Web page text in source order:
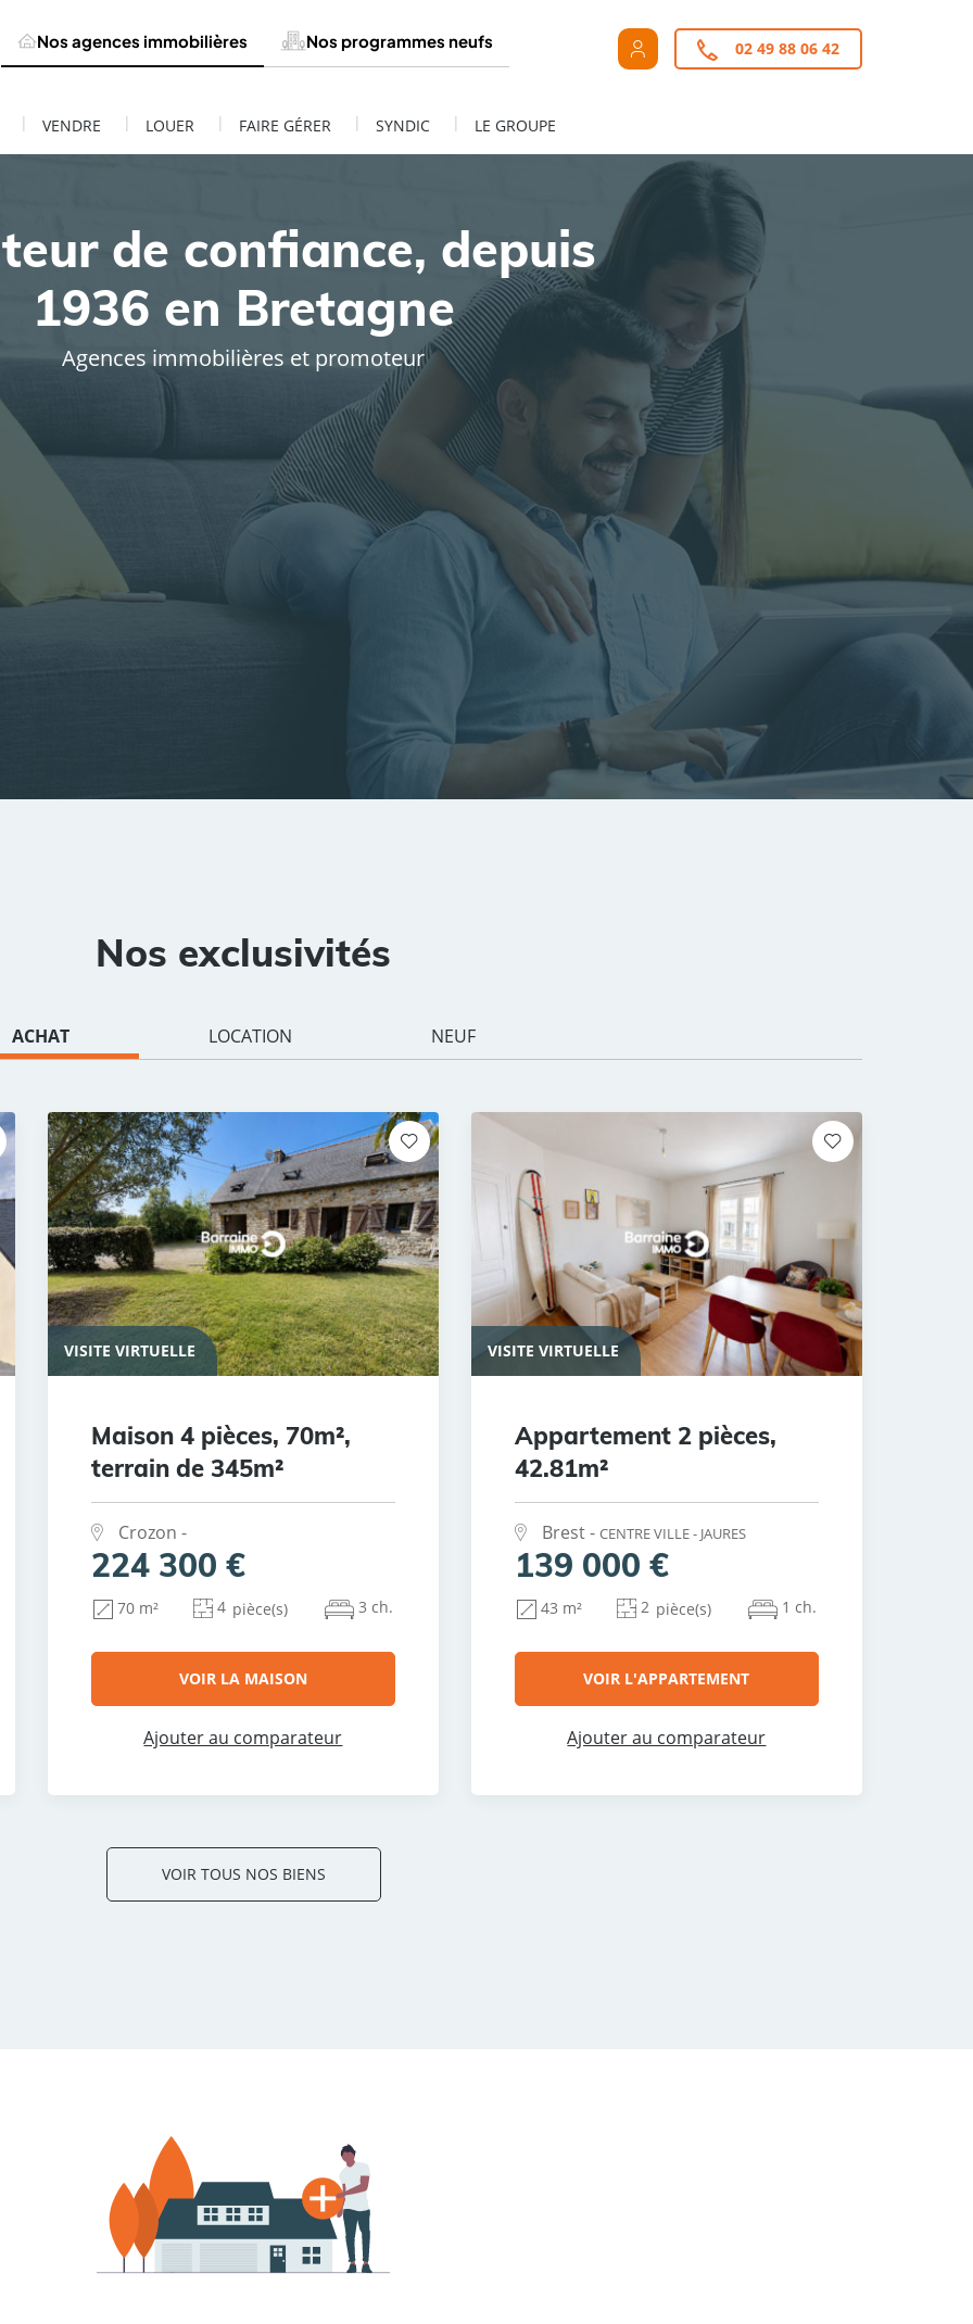
Nos agences immobilières Nos programmes neufs 02 49 88 06 42
| VENDRE | LOUER | FAIRE GÉRER | SYNDIC | LE GROUPE
de confiance, depuis
1936 en Bretagne
Agences immobilières et promoteur
ESTIMATION DE MON BIEN
Rayon Budget
Nos exclusivités
ACHAT LOCATION NEUF
VISITE VIRTUELLE
Maison 4 pièces, 70m²,
terrain de 345m²
Crozon -
224 300 €
70 m² 4 pièce(s) 3 ch.
VOIR LA MAISON
Ajouter au comparateur
VISITE VIRTUELLE
Appartement 2 pièces,
42.81m²
Brest - CENTRE VILLE - JAURES
139 000 €
43 m² 2 pièce(s) 1 ch.
VOIR L'APPARTEMENT
Ajouter au comparateur
VOIR TOUS NOS BIENS